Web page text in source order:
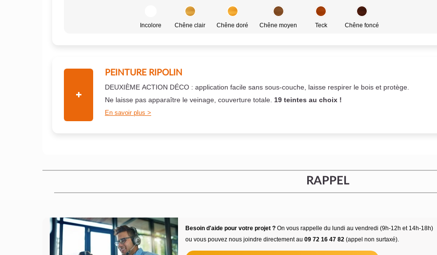
Incolore Chêne clair Chêne doré Chêne moyen Teck Chêne foncé
PEINTURE RIPOLIN
DEUXIÈME ACTION DÉCO : application facile sans sous-couche, laisse respirer le bois et protège.
Ne laisse pas apparaître le veinage, couverture totale. 19 teintes au choix !
En savoir plus
RAPPEL
Besoin d'aide pour votre projet ?On vous rappelle du lundi au vendredi (9h-12h et 14h-18h)
ou vous pouvez nous joindre directement au 09 72 16 47 82(appel non surtaxé).